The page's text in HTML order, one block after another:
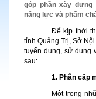
góp phần xây dựng
năng lực và phẩm
Để kịp thời
tỉnh Quảng Trị, Sở
tuyển dụng, sử dụng
sau:
1. Phân cấp
Một trong